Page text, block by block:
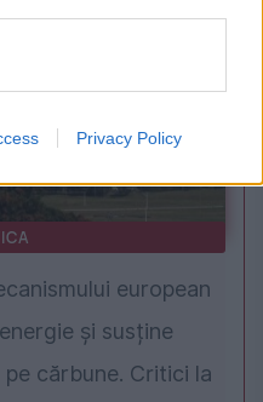
Privacy Policy
european
și susține
cărbune. Critici la